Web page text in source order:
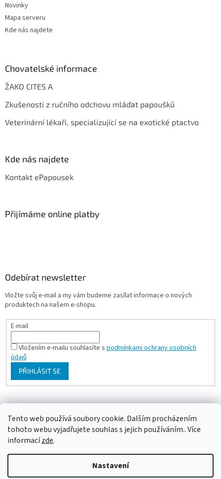
Tento web používá soubory cookie. Dalším procházením
tohoto webu vyjadřujete souhlas s jejich používáním.. Více
informacízde.
Nastavení
Novinky
Mapa serveru
Kde nás najdete
Chovatelské informace
ŽAKO CITES A
Zkušenosti z ručního odchovu mláďat papoušků
Veterinární lékaři, specializující se na exotické ptactvo
Kde nás najdete
Kontakt ePapousek
Přijímáme online platby
Odebírat newsletter
Vložte svůj e-mail a my vám budeme zasílat informace o nových
produktech na našem e-shopu.
E-mail
Vložením e-mailu souhlasíte s podmínkami ochrany osobních
údajů
PŘIHLÁSIT SE